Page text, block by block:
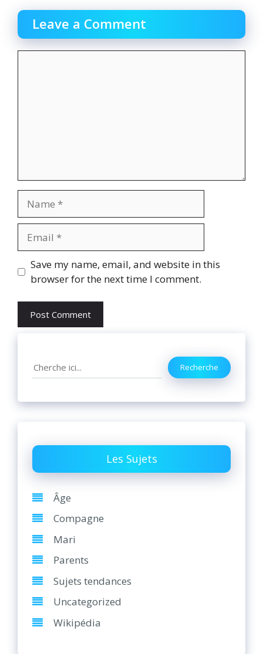
Leave a Comment
Website
Save my name, email, and website in this
browser for the next time I comment.
Search Recherche
Les Sujets
Âge
Compagne
Mari
Parents
Sujets tendances
Uncategorized
Wikipédia